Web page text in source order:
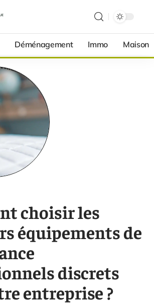
Déménagement Immo Maison
choisir les
équipements de
discrets
entreprise ?